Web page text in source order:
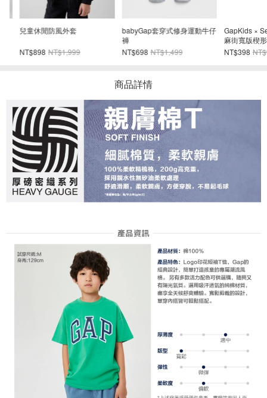
兒童休閒防風外套
NT$898 NT$1,999
babyGap套穿式修身運動牛仔
NT$698 NT$1,499
GapKids ×
麻街寬版楔形運
NT$398
商品詳情